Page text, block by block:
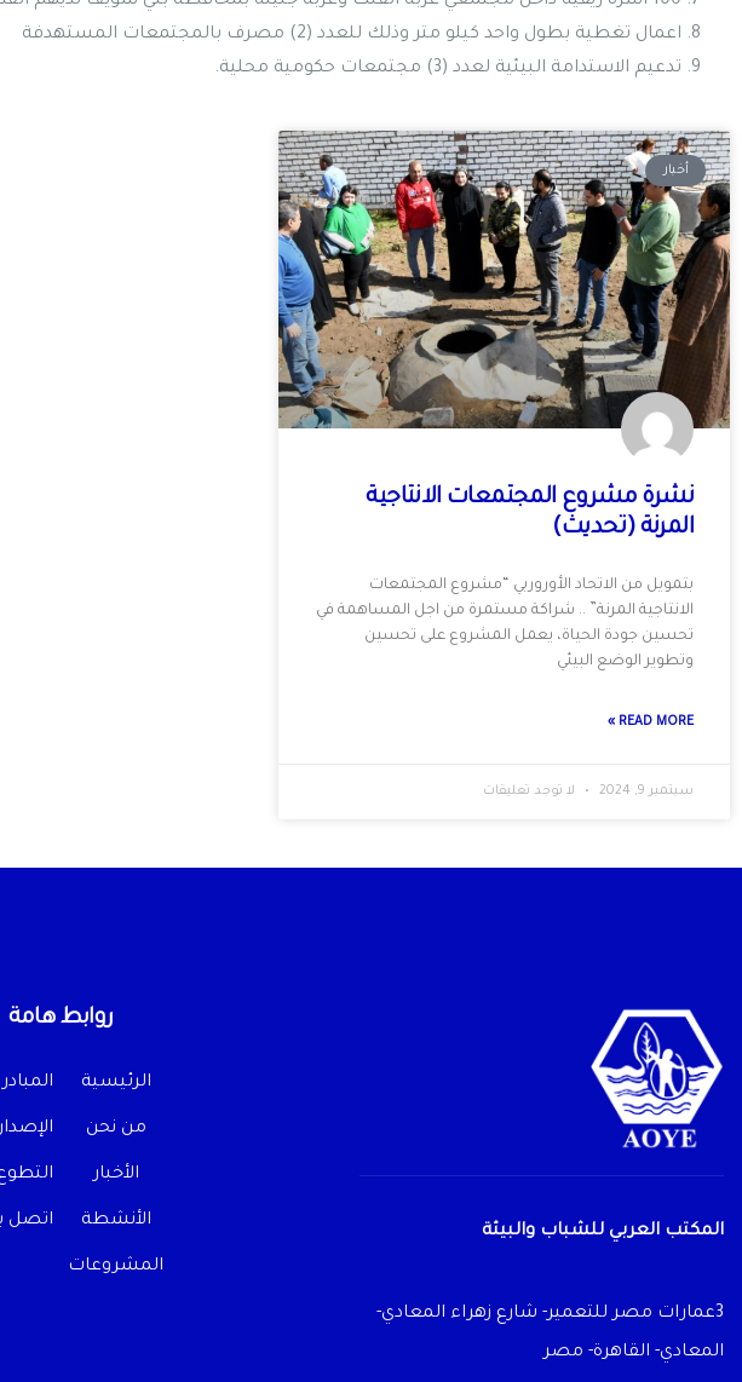
اعمال تغطية بطول واحد كيلو متر وذلك للعدد (2) مصرف بالمجتمعات المستهدفة
تدعيم الاستدامة البيئية لعدد (3) مجتمعات حكومية محلية.
أخبار
نشرة مشروع المجتمعات الانتاجية
المرنة (تحديث)
بتمويل من الاتحاد الأوروربي “مشروع المجتمعات
الانتاجية المرنة” .. شراكة مستمرة من اجل المساهمة في
تحسين جودة الحياة، يعمل المشروع على تحسين
وتطوير الوضع البيئي
READ MORE »
سبتمبر 9, 2024 لا توجد تعليقات
المكتب العربي للشباب والبيئة
3عمارات مصر للتعمير- شارع زهراء المعادي-
المعادي- القاهرة- مصر
روابط هامة
الرئيسية
من نحن
الأخبار
الأنشطة
المشروعات
اتصل